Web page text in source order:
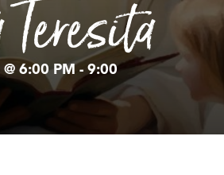
6:00 PM -9:00